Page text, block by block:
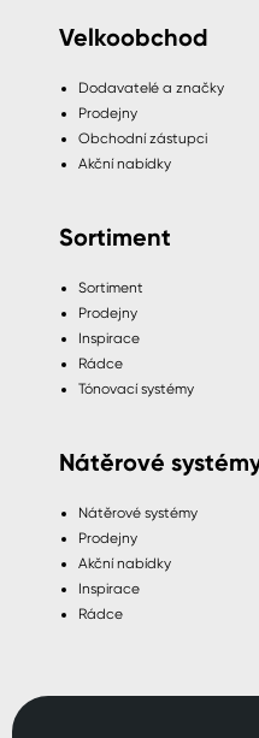
Velkoobchod
Dodavatelé a značky
Prodejny
Obchodní zástupci
Akční nabídky
Sortiment
Sortiment
Prodejny
Inspirace
Rádce
Tónovací systémy
Nátěrové
Nátěrové systémy
Prodejny
Akční nabídky
Inspirace
Rádce